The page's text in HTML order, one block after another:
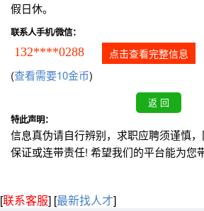
假日休。
联系人手机/微信：
132****0288 点击查看完整信息
(查看需要10金币)
特此声明：
信息真伪请自行辨别，求职应聘须谨慎
保证或连带责任! 希望我们的平台能为您
[联系客服] [最新找人才]